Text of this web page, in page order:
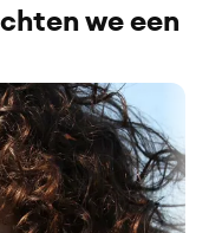
we een